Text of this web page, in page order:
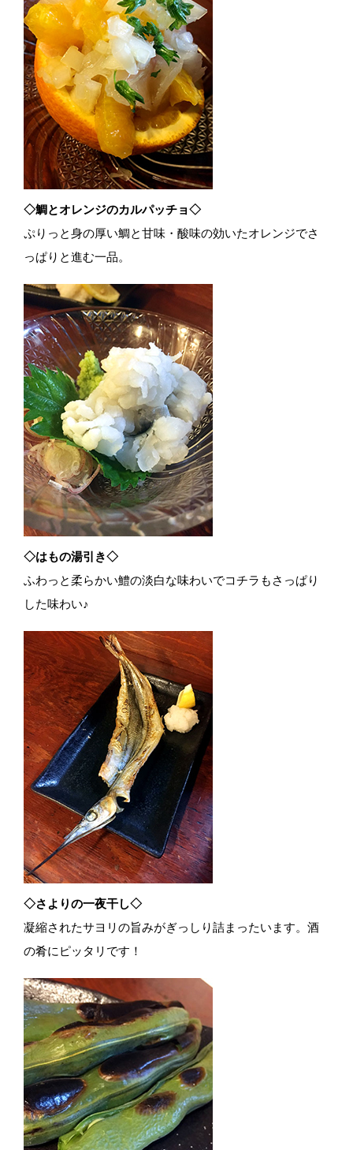
◇鯛とオレンジのカルパッチョ◇
ぷりっと身の厚い鯛と甘味・酸味の効いたオレンジでさ
っぱりと進む一品。
◇はもの湯引き◇
ふわっと柔らかい鱧の淡白な味わいでコチラもさっぱり
した味わい♪
◇さよりの一夜干し◇
凝縮されたサヨリの旨みがぎっしり詰まったいます。酒
の肴にピッタリです！